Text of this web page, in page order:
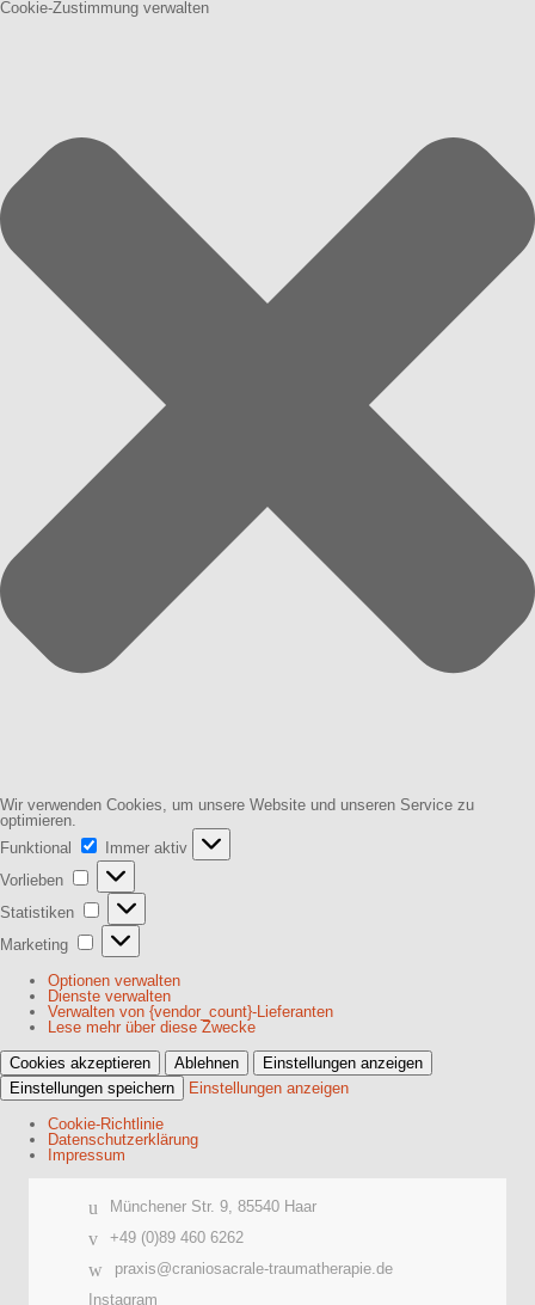
Cookie-Zustimmung verwalten
Wir verwenden Cookies, um unsere Website und unseren Service zu
optimieren.
Funktional
Immer aktiv
Vorlieben
Vorlieben
Statistiken
Statistiken
Marketing
Marketing
Optionen verwalten
Dienste verwalten
Verwalten von {vendor_count}-Lieferanten
Lese mehr über diese Zwecke
Cookies akzeptieren
Ablehnen
Einstellungen anzeigen
Einstellungen speichern
Einstellungen anzeigen
Cookie-Richtlinie
Datenschutzerklärung
Impressum
Münchener Str. 9, 85540 Haar
+49 (0)89 460 6262
praxis@craniosacrale-traumatherapie.de
Instagram